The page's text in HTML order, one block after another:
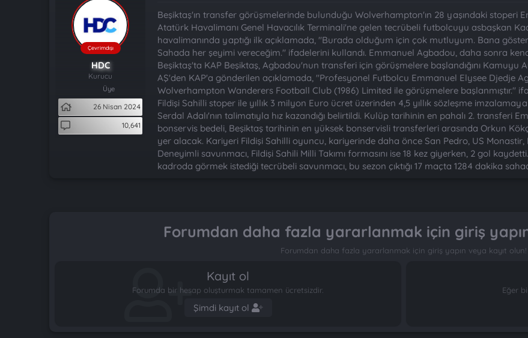
t
a
n
a
n
ı
t
a
Çevrimdışı
HDC
Kurucu
Üye
26 Nisan 2024
10,641
Beşiktaş'ın transfer görüşmelerinde bulunduğu Wolverhampton'ın 28 yaşındaki stoperi
Atatürk Havalimanı Genel Havacılık Terminali'ne gelen tecrübeli futbolcuyu asbaşkan
havalimanında yaptığı ilk açıklamada, "Burada olduğum için çok mutluyum. Bana
Sahada her şeyimi vereceğim." ifadelerini kullandı. Emmanuel Agbadou, daha sonra
Beşiktaş'ta KAP Beşiktaş, Agbadou'nun transferi için görüşmelere başlandığını
AŞ'den KAP'a gönderilen açıklamada, "Profesyonel Futbolcu Emmanuel Elysee Djedje
Wolverhampton Wanderers Football Club (1986) Limited ile görüşmelere başlanmıştır."
Fildişi Sahilli stoper ile yıllık 3 milyon Euro ücret üzerinden 4,5 yıllık sözleşme
Serdal Adalı'nın talimatıyla hız kazandığı belirtildi. Kulüp tarihinin en pahalı 2. transferi
bonservis bedeli, Beşiktaş tarihinin en yüksek bonservisli transferleri arasında Orkun
yer alacak. Kariyeri Fildişi Sahilli oyuncu, kariyerinde daha önce San Pedro, US
Deneyimli savunmacı, Fildişi Sahili Milli Takımı formasını ise 18 kez giyerken, 2 gol
kadroda görmek istediği tecrübeli savunmacı, bu sezon çıktığı 17 maçta 1284 dakika
Forumdan daha fazla yararlanmak için giriş
Forumdan daha fazla yararlanmak için giriş yapın veya kayıt olun!
Kayıt ol
Forumda bir hesap oluşturmak tamamen ücretsizdir.
Şimdi kayıt ol
Eğer